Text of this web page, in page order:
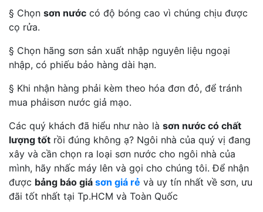
§ Chọn sơn nước có độ bóng cao vì chúng chịu được
cọ rửa.
§ Chọn hãng sơn sản xuất nhập nguyên liệu ngoại
nhập, có phiếu bảo hàng dài hạn.
§ Khi nhận hàng phải kèm theo hóa đơn đỏ, để tránh
mua phảisơn nước giả mạo.
Các quý khách đã hiểu như nào là sơn nước có chất
lượng tốt rồi đúng không ạ? Ngôi nhà của quý vị đang
xây và cần chọn ra loại sơn nước cho ngôi nhà của
mình, hãy nhấc máy lên và gọi cho chúng tôi. Để nhận
được bảng báo giá sơn giá rẻ và uy tín nhất về sơn, ưu
đãi tốt nhất tại Tp.HCM và Toàn Quốc